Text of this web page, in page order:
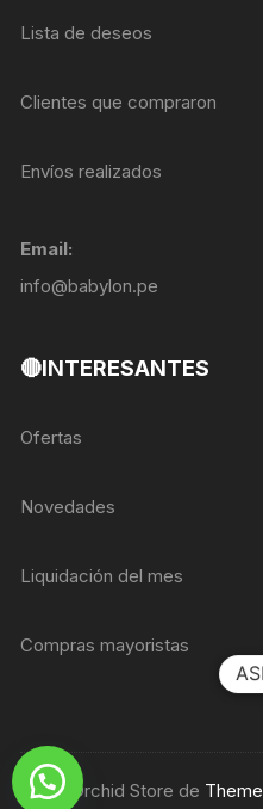
Lista de deseos
Clientes que compraron
Envíos realizados
Email:
info@babylon.pe
🔴INTERESANTES
Ofertas
Novedades
Liquidación del mes
Compras mayoristas
Tema Orchid Store de